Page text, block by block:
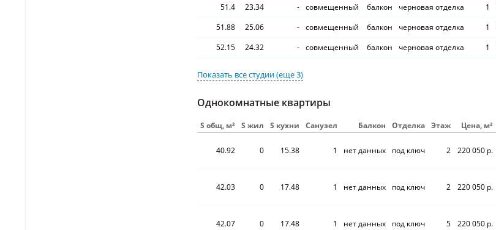
51.4
23.34 - совмещенный балкон черновая отделка 1
51.88
25.06 - совмещенный балкон черновая отделка 1
52.15
24.32 - совмещенный балкон черновая отделка 1
Показать всестудии(еще 3)
Однокомнатные квартиры
S общ, м² S жил S кухни Санузел Балкон Отделка Этаж Цена, м²
40.92 0 15.38 1 нет данных под ключ 2 220 050 р.
42.03 0 17.48 1 нет данных под ключ 2 220 050 р.
42.07 0 17.48 1 нет данных под ключ 5 220 050 р.